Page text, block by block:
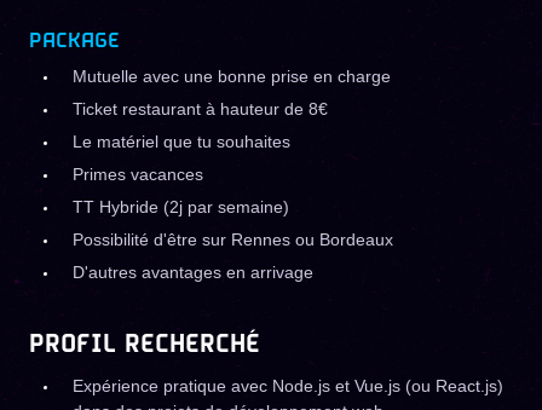
PACKAGE
Mutuelle avec une bonne prise en charge
Ticket restaurant à hauteur de 8€
Le matériel que tu souhaites
Primes vacances
TT Hybride (2j par semaine)
Possibilité d'être sur Rennes ou Bordeaux
D'autres avantages en arrivage
PROFIL RECHERCHÉ
Expérience pratique avec Node.js et Vue.js (ou React.js)